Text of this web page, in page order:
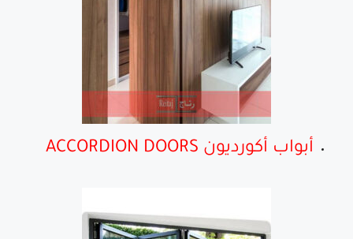
أبواب أكورديون ACCORDION DOORS